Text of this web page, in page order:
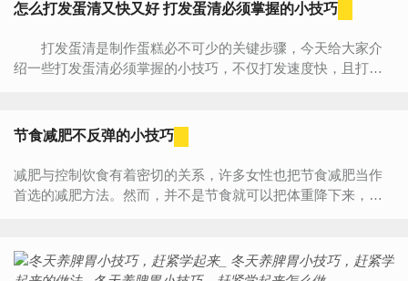
怎么打发蛋清又快又好 打发蛋清必须掌握的小技巧
打发蛋清是制作蛋糕必不可少的关键步骤，今天给大家介
绍一些打发蛋清必须掌握的小技巧，不仅打发速度快，且打出
节食减肥不反弹的小技巧
减肥与控制饮食有着密切的关系，许多女性也把节食减肥当作
首选的减肥方法。然而，并不是节食就可以把体重降下来，只